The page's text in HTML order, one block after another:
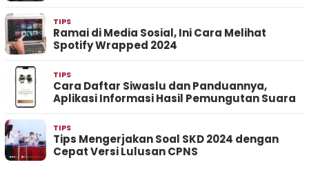
TIPS
Ramai di Media Sosial, Ini Cara Melihat
Spotify Wrapped 2024
TIPS
Cara Daftar Siwaslu dan Panduannya,
Aplikasi Informasi Hasil Pemungutan Suara
TIPS
Tips Mengerjakan Soal SKD 2024 dengan
Cepat Versi Lulusan CPNS